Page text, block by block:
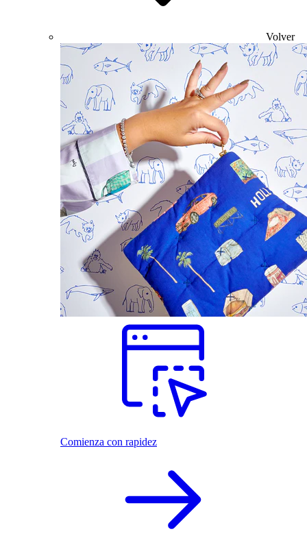
Volver
Comienza con rapidez